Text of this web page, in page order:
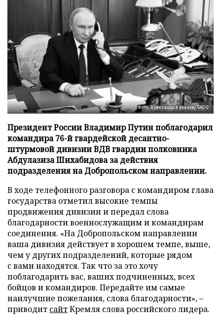
Фото: Александр Казаков/ТАСС
Президент России Владимир Путин поблагодарил
командира 76-й гвардейской десантно-
штурмовой дивизии ВДВ гвардии полковника
Абдулазиза Шихабидова за действия
подразделения на Добропольском направлении.
В ходе телефонного разговора с командиром глава
государства отметил высокие темпы
продвижения дивизии и передал слова
благодарности военнослужащим и командирам
соединения. «На Добропольском направлении
ваша дивизия действует в хорошем темпе, выше,
чем у других подразделений, которые рядом
с вами находятся. Так что за это хочу
поблагодарить вас, ваших подчиненных, всех
бойцов и командиров. Передайте им самые
наилучшие пожелания, слова благодарности», –
приводит сайтКремля слова российского лидера.